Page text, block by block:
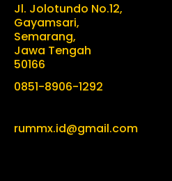
Jl. Jolotundo No.12,
Gayamsari,
Semarang,
Jawa Tengah
50166
0851-8906-1292
rummx.id@gmail.com